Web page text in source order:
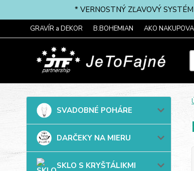
* VERNOSTNÝ ZĽAVOVÝ
GRAVÍR a DEKOR B.BOHEMIAN AKO
SVADOBNÉ POHÁRE
DARČEKY NA MIERU
SKLO S KRYŠTÁLIKMI